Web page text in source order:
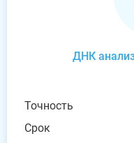
ДНК
Точность
Срок